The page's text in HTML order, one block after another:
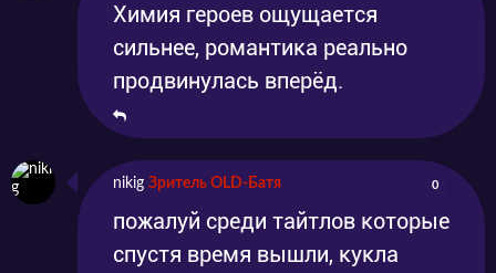
Химия героев ощущается
сильнее, романтика реально
продвинулась вперёд.
nikig Зритель OLD-Батя 0
пожалуй среди тайтлов которые
спустя время вышли, кукла